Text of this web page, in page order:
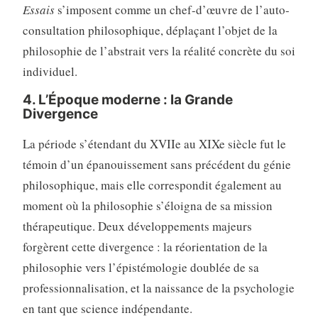
Essaiss’imposent comme un chef-d’œuvre de l’auto-
consultation philosophique, déplaçant l’objet de la
philosophie de l’abstrait vers la réalité concrète du soi
individuel.
4. L’Époque moderne : la Grande
Divergence
La période s’étendant du XVIIe au XIXe siècle fut le
témoin d’un épanouissement sans précédent du génie
philosophique, mais elle correspondit également au
moment où la philosophie s’éloigna de sa mission
thérapeutique. Deux développements majeurs
forgèrent cette divergence : la réorientation de la
philosophie vers l’épistémologie doublée de sa
professionnalisation, et la naissance de la psychologie
en tant que science indépendante.